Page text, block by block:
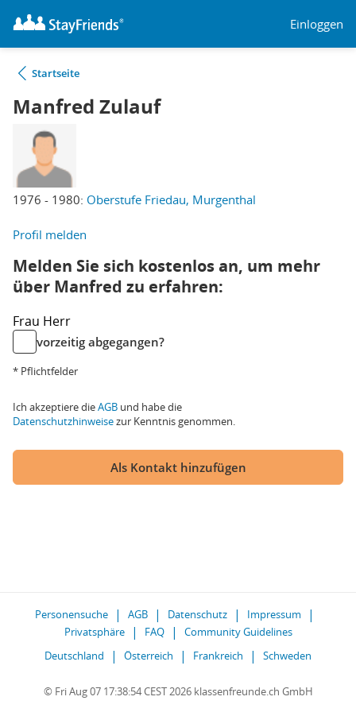
Einloggen
Startseite
Manfred Zulauf
1976 - 1980: Oberstufe Friedau, Murgenthal
Profil melden
Melden Sie sich kostenlos an, um mehr
über Manfred zu erfahren:
Frau Herr
vorzeitig abgegangen?
* Pflichtfelder
Ich akzeptiere dieAGB und habe die
Datenschutzhinweisezur Kenntnis genommen.
Als Kontakt hinzufügen
Personensuche AGB Datenschutz
Impressum
Privatsphäre
FAQ
Community Guidelines
Deutschland
Österreich Frankreich Schweden
© Fri Aug 07 17:38:54 CEST 2026 klassenfreunde.ch GmbH